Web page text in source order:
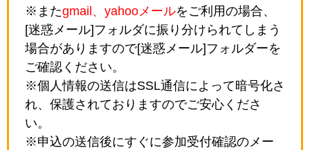
※またgmail、yahooメールをご利用の場合、
[迷惑メール]フォルダに振り分けられてしまう
場合がありますので[迷惑メール]フォルダーを
ご確認ください。
※個人情報の送信はSSL通信によって暗号化さ
れ、保護されておりますのでご安心くださ
い。
※申込の送信後にすぐに参加受付確認のメー